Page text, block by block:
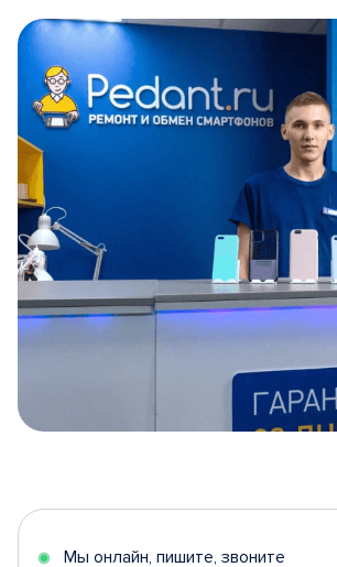
5
Мы онлайн, пишите, звоните